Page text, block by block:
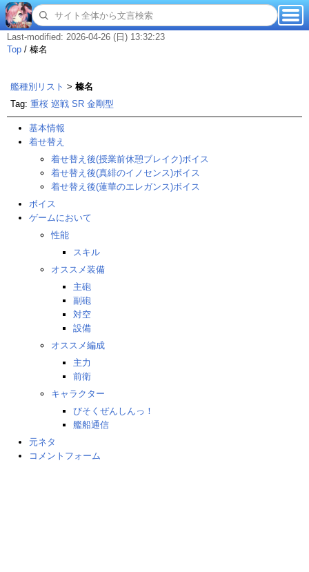
Last-modified: 2026-04-26 (日) 13:32:23
Top / 榛名
艦種別リスト > 榛名
Tag: 重桜 巡戦 SR 金剛型
基本情報
着せ替え
着せ替え後(授業前休憩ブレイク)ボイス
着せ替え後(真緋のイノセンス)ボイス
着せ替え後(蓮華のエレガンス)ボイス
ボイス
ゲームにおいて
性能
スキル
オススメ装備
主砲
副砲
対空
設備
オススメ編成
主力
前衛
キャラクター
びそくぜんしんっ！
艦船通信
元ネタ
コメントフォーム